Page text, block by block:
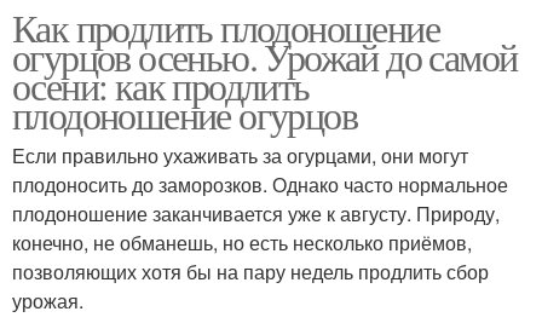
Как продлить плодоношение
огурцов осенью. Урожай до самой
осени: как продлить
плодоношение огурцов
Если правильно ухаживать за огурцами, они могут
плодоносить до заморозков. Однако часто нормальное
плодоношение заканчивается уже к августу. Природу,
конечно, не обманешь, но есть несколько приёмов,
позволяющих хотя бы на пару недель продлить сбор
урожая.